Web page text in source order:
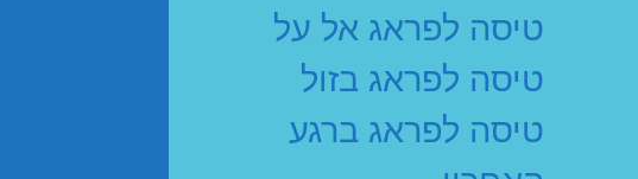
טיסה לפראג אל על
טיסה לפראג בזול
טיסה לפראג ברגע